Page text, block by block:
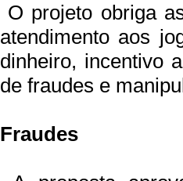
O projeto obriga
atendimento aos
dinheiro, incentivo
de fraudes e
Fraudes